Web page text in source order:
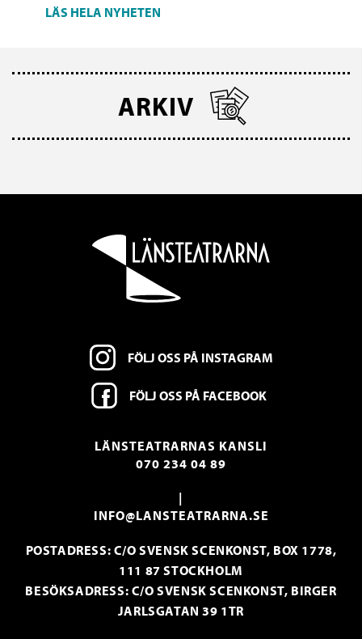
LÄS HELA NYHETEN
ARKIV
FÖLJ OSS PÅ INSTAGRAM
FÖLJ OSS PÅ FACEBOOK
LÄNSTEATRARNAS KANSLI
070 234 04 89
|
INFO@LANSTEATRARNA.SE
POSTADRESS: C/O SVENSK SCENKONST, BOX 1778,
111 87 STOCKHOLM
BESÖKSADRESS: C/O SVENSK SCENKONST, BIRGER
JARLSGATAN 39 1TR